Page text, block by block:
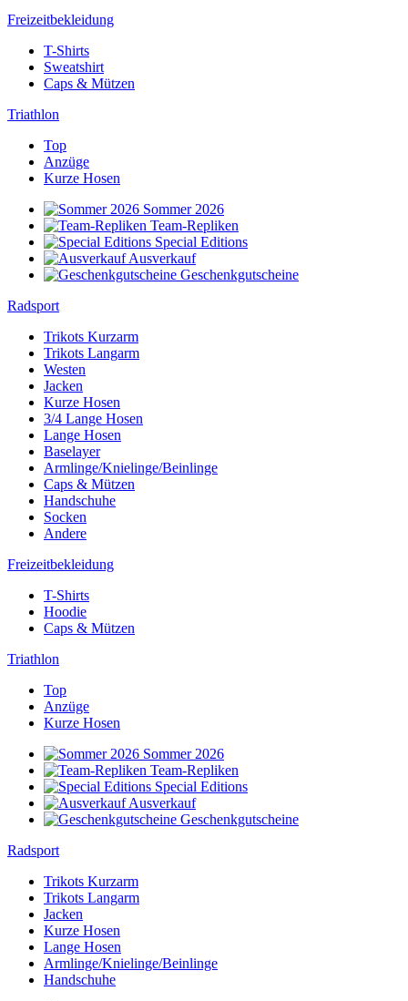
Freizeitbekleidung
T-Shirts
Sweatshirt
Caps & Mützen
Triathlon
Top
Anzüge
Kurze Hosen
Sommer 2026
Team-Repliken
Special Editions
Ausverkauf
Geschenkgutscheine
Radsport
Trikots Kurzarm
Trikots Langarm
Westen
Jacken
Kurze Hosen
3/4 Lange Hosen
Lange Hosen
Baselayer
Armlinge/Knielinge/Beinlinge
Caps & Mützen
Handschuhe
Socken
Andere
Freizeitbekleidung
T-Shirts
Hoodie
Caps & Mützen
Triathlon
Top
Anzüge
Kurze Hosen
Sommer 2026
Team-Repliken
Special Editions
Ausverkauf
Geschenkgutscheine
Radsport
Trikots Kurzarm
Trikots Langarm
Jacken
Kurze Hosen
Lange Hosen
Armlinge/Knielinge/Beinlinge
Handschuhe